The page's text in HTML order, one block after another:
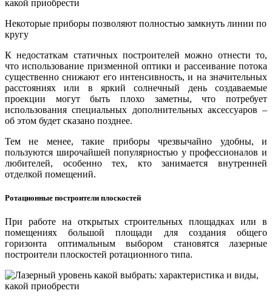
Некоторые приборы позволяют полностью замкнуть линии по
кругу
К недостаткам статичных построителей можно отнести то,
что использование призменной оптики и рассеивание потока
существенно снижают его интенсивность, и на значительных
расстояниях или в яркий солнечный день создаваемые
проекции могут быть плохо заметны, что потребует
использования специальных дополнительных аксессуаров –
об этом будет сказано позднее.
Тем не менее, такие приборы чрезвычайно удобны, и
пользуются широчайшей популярностью у профессионалов и
любителей, особенно тех, кто занимается внутренней
отделкой помещений.
Ротационные построители плоскостей
При работе на открытых строительных площадках или в
помещениях большой площади для создания общего
горизонта оптимальным выбором становятся лазерные
построители плоскостей ротационного типа.